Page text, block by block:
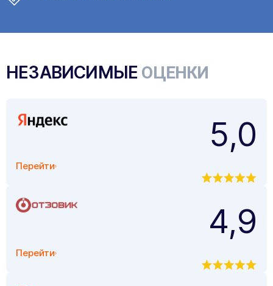
НЕЗАВИСИМЫЕ ОЦЕНКИ
Перейти
5,0
Перейти
4,9